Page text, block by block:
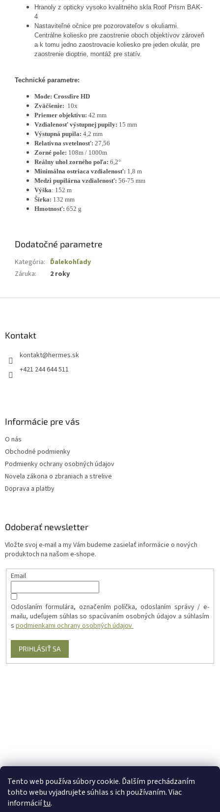
Tento web používa súbory cookie. Ďalším prechádzaním
tohto webu vyjadrujete súhlas s ich používaním. Viac
informáciítu.
Hranoly z opticky vysoko kvalitného skla Roof Prism BAK-
4
Nastaviteľné očnice pre pozorovateľov s okuliarmi.
Centrálne koliesko pre zaostrenie oboch objektívov zároveň
a k tomu jedno zaostrovacie koliesko pre jeden okulár, pre
zaostrenie dioptrie, montáž pre statív.
Technické parametre:
Mode: Crossfire HD
Zväčšenie: 10x
Priemer objektívu: 42 mm
Vzdialenosť výstupnej pupily: 15 mm
Výstupná pupila: 4,2 mm
Relatívna svetelnosť: 27,56
Zorné pole: 108m / 1000m
Reálny uhol zorného poľa: 6,2°
Minimálna ostriaca vzdialenosť: 1,8 m
Medzi pupilárna vzdialenosť: 56-75 mm
Výška: 152 m
Šírka: 132 mm
Hmotnosť: 652 g
Dodatočné parametre
Kategória: Ďalekohľady
Záruka: 2 roky
Kontakt
kontakt@hermes.sk
+421 244 644 511
Informácie pre vás
O nás
Obchodné podmienky
Podmienky ochrany osobných údajov
Novela zákona o zbraniach a strelive
Doprava a platby
Odoberať newsletter
Vložte svoj e-mail a my Vám budeme zasielať informácie o nových
produktoch na našom e-shope.
Email
Odoslaním formulára, označením políčka, odoslaním správy / e-
mailu, udeľujem súhlas so spacúvaním osobných údajov a súhlasím
s podmienkami ochrany osobných údajov
PRIHLÁSIŤ SA